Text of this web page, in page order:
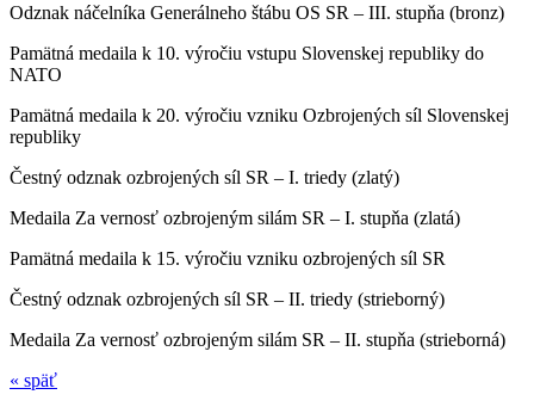
Odznak náčelníka Generálneho štábu OS SR – III. stupňa (bronz)
Pamätná medaila k 10. výročiu vstupu Slovenskej republiky do
NATO
Pamätná medaila k 20. výročiu vzniku Ozbrojených síl Slovenskej
republiky
Čestný odznak ozbrojených síl SR – I. triedy (zlatý)
Medaila Za vernosť ozbrojeným silám SR – I. stupňa (zlatá)
Pamätná medaila k 15. výročiu vzniku ozbrojených síl SR
Čestný odznak ozbrojených síl SR – II. triedy (strieborný)
Medaila Za vernosť ozbrojeným silám SR – II. stupňa (strieborná)
« späť